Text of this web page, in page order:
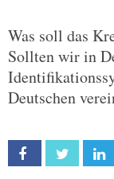
Was soll das
Sollten wir in
Deutschen
Facebook Twitter